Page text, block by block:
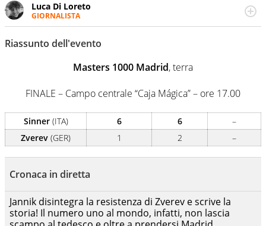
Luca Di Loreto
GIORNALISTA
Giornalista pubblicista, appassionato di sport ma calcio e
tennis restano un capitolo ineguagliabile. Ho capito che il
calcio è una cosa seria quando ho pianto nel giorno in
Federer e Nadal il tennis ha vita ancora lunga quando un
esultava a Sofia per la prima volta in carriera
Riassunto dell'evento
Masters 1000 Madrid, terra
FINALE – Campo centrale “Caja Mágica” – ore 17.00
Sinner(ITA) 6 6
–
Zverev (GER) 1 2 –
Cronaca in diretta
Jannik disintegra la resistenza di Zverev e scrive la
storia! Il numero uno al mondo, infatti, non lascia